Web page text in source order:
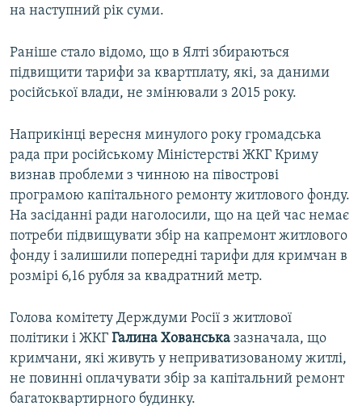
на наступний рік суми.
Раніше стало відомо, що в Ялті збираються
підвищити тарифи за квартплату, які, за даними
російської влади, не змінювали з 2015 року.
Наприкінці вересня минулого року громадська
рада при російському Міністерстві ЖКГ Криму
визнав проблеми з чинною на півострові
програмою капітального ремонту житлового фонду.
На засіданні ради наголосили, що на цей час немає
потреби підвищувати збір на капремонт житлового
фонду і залишили попередні тарифи для кримчан в
розмірі 6,16 рубля за квадратний метр.
Голова комітету Держдуми Росії з житлової
політики і ЖКГ Галина Хованська зазначала, що
кримчани, які живуть у неприватизованому житлі,
не повинні оплачувати збір за капітальний ремонт
багатоквартирного будинку.